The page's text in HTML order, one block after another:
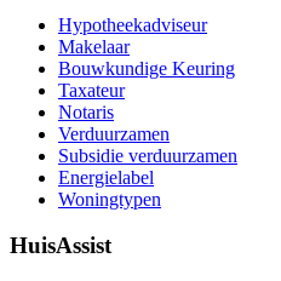
Hypotheekadviseur
Makelaar
Bouwkundige Keuring
Taxateur
Notaris
Verduurzamen
Subsidie verduurzamen
Energielabel
Woningtypen
HuisAssist